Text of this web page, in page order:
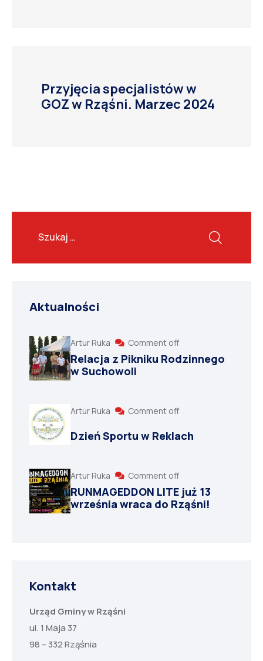
Przyjęcia specjalistów w
GOZ w Rząśni. Marzec 2024
Aktualności
Artur Ruka Comment off
Relacja z Pikniku Rodzinnego
w Suchowoli
Artur Ruka Comment off
Dzień Sportu w Reklach
Artur Ruka Comment off
RUNMAGEDDON LITE już 13
września wraca do Rząśni!
Kontakt
Urząd Gminy w Rząśni
ul. 1 Maja 37
98 – 332 Rząśnia